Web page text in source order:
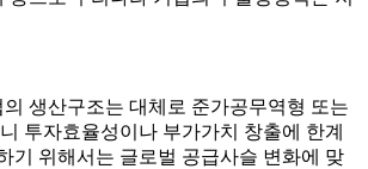
생산구조는 대체로 준가공무역형 또는
투자효율성이나 부가가치 창출에 한계
기 위해서는 글로벌 공급사슬 변화에 맞